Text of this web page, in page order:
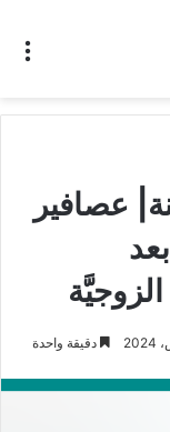
عصافير
دقيقة واحدة